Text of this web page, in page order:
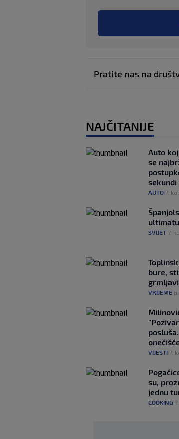
Pratite nas na
NAJČITANIJE
Auto
se
sekundi
AUTO 7. kol.
SVIJET 7.
bure,
VRIJEME
VIJESTI 7.
su,
jednu
COOKING